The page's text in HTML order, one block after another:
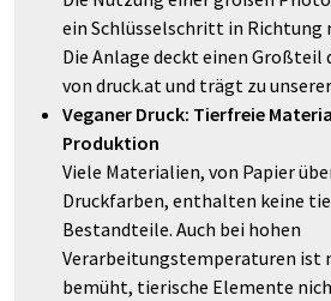
ein Schlüsselschritt in Richtung
Die Anlage deckt einen Großteil
von druck.at und trägt zu
Veganer Druck: Tierfreie
Produktion
Viele Materialien, von Papier
Druckfarben, enthalten keine
Bestandteile. Auch bei hohen
Verarbeitungstemperaturen ist
bemüht, tierische Elemente